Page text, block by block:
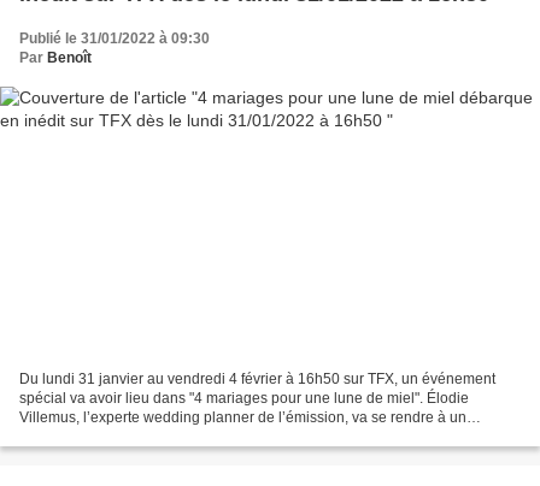
Publié le 31/01/2022 à 09:30
Par Benoît
Du lundi 31 janvier au vendredi 4 février à 16h50 sur TFX, un événement
spécial va avoir lieu dans "4 mariages pour une lune de miel". Élodie
Villemus, l’experte wedding planner de l’émission, va se rendre à un